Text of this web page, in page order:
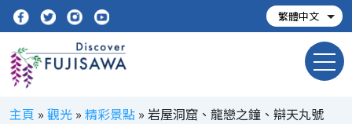
主頁 » 觀光 » 精彩景點 » 岩屋洞窟、龍戀之鐘、辯天丸號